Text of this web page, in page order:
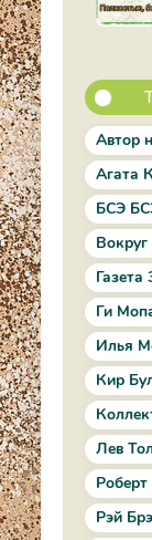
Автор
Агата
БСЭ
Вокруг
Газета
Ги
Илья
Кир
Лев
Рэй